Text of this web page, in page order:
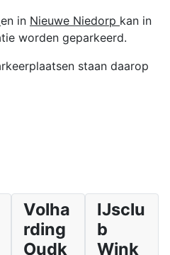
en in Nieuwe Niedorp kan in
worden geparkeerd.
staan daarop
Volha
rding
Oudk
IJsclu
b
Wink